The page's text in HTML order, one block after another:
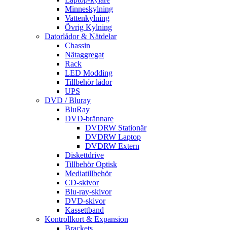
Minneskylning
Vattenkylning
Övrig Kylning
Datorlådor & Nätdelar
Chassin
Nätaggregat
Rack
LED Modding
Tillbehör lådor
UPS
DVD / Bluray
BluRay
DVD-brännare
DVDRW Stationär
DVDRW Laptop
DVDRW Extern
Diskettdrive
Tillbehör Optisk
Mediatillbehör
CD-skivor
Blu-ray-skivor
DVD-skivor
Kassettband
Kontrollkort & Expansion
Brackets